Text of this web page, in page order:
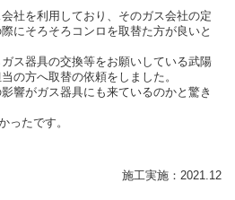
社を利用しており、そのガス会社の定
にそろそろコンロを取替た方が良いと
ガス器具の交換等をお願いしている武陽
の方へ取替の依頼をしました。
影響がガス器具にも来ているのかと驚き
ったです。
施工実施：2021.12